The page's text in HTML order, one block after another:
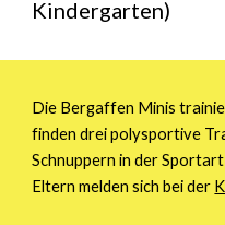
Kindergarten)
Die Bergaffen Minis
finden drei polysportive
Schnuppern in der
Eltern melden sich bei der